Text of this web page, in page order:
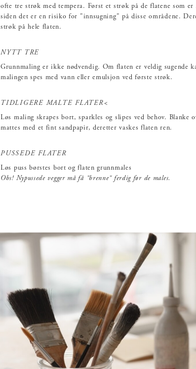
ofte tre strøk med tempera. Først et strøk på de flatene som er
siden det er en risiko for "innsugning" på disse områdene.
strøk på hele flaten.
NYTT TRE
Grunnmaling er ikke nødvendig. Om flaten er veldig sugende
malingen spes med vann eller emulsjon ved første strøk.
TIDLIGERE MALTE FLATER<
Løs maling skrapes bort, sparkles og slipes ved behov. Blanke
mattes med et fint sandpapir, deretter vaskes flaten ren.
PUSSEDE FLATER
Løs puss børstes bort og flaten grunnmales
Obs! Nypussede vegger må få "brenne" ferdig før de males.